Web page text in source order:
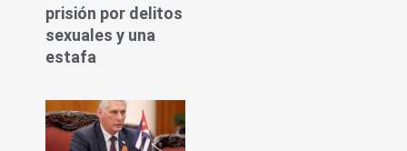
prisión por delitos
sexuales y una
estafa